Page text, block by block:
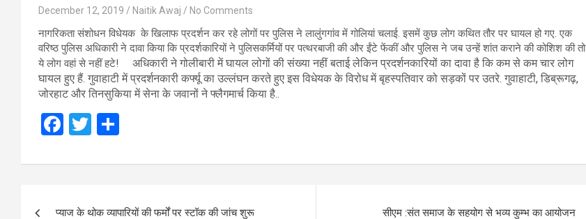
December 12, 2019 Naitik Awaj No Comments
नागरिकता संशोधन विधेयक के खिलाफ प्रदर्शन कर रहे लोगों पर पुलिस ने लालुंगगांव में गोलियां चलाई. इसमें कुछ लोग कथित तौर पर घायल हो गए. एक
वरिष्ठ पुलिस अधिकारी ने दावा किया कि प्रदर्शकारियों ने पुलिसकर्मियों पर पत्थरबाजी की और ईंटे फेंकीं और पुलिस ने जब उन्हें शांत कराने की कोशिश की तो
ये लोग वहां से नहीं हटे! अधिकारी ने गोलीबारी में घायल लोगों की संख्या नहीं बताई लेकिन प्रदर्शनकारियों का दावा है कि कम से कम चार लोग
घायल हुए हैं. गुवाहाटी में प्रदर्शनकारी कर्फ्यू का उल्लंघन करते हुए इस विधेयक के विरोध में बृहस्पतिवार को सड़कों पर उतरे. गुवाहाटी, डिब्रूगढ़,
जोरहाट और तिनसुकिया में सेना के जवानों ने फ्लैगमार्च किया है..
F
ce
o
T
tt ar
प्याज के थोक व्यापारियों की फर्मों पर स्टॉक की जांच शुरू सीएम :संत समाज के सहयोग से भव्य कुम्भ का आयोजन